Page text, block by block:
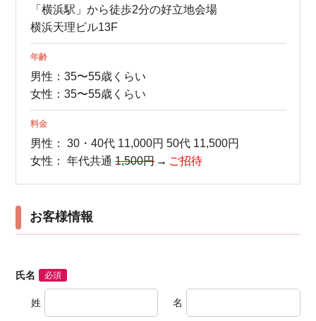
「横浜駅」から徒歩2分の好立地会場
横浜天理ビル13F
年齢
男性：35〜55歳くらい
女性：35〜55歳くらい
料金
男性： 30・40代 11,000円50代 11,500円
女性：
年代共通1,500円 ご招待
お客様情報
氏名 必須
姓 名